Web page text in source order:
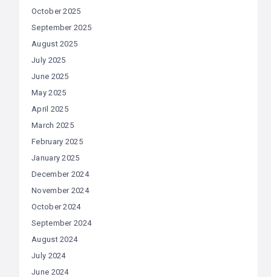
October 2025
September 2025
August 2025
July 2025
June 2025
May 2025
April 2025
March 2025
February 2025
January 2025
December 2024
November 2024
October 2024
September 2024
August 2024
July 2024
June 2024